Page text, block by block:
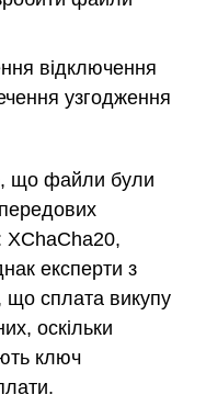
відключення
узгодження
що файли були
XChaCha20,
експерти з
що сплата викупу
оскільки
ключ